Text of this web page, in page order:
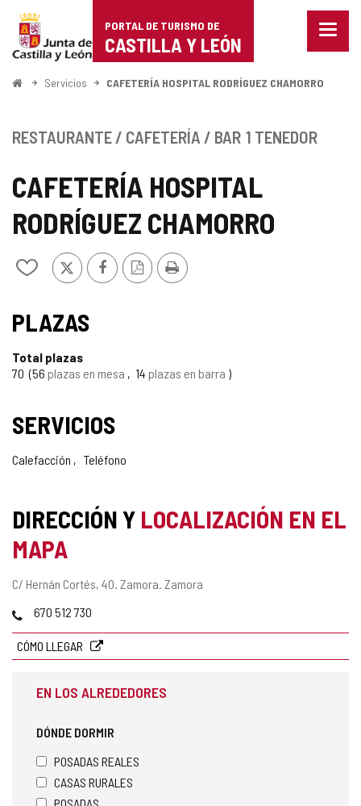
Portal
de
Turismo
Castilla
León
PORTAL DE TURISMO DE
CASTILLA Y LEÓN
Menu
InicioServicios CAFETERÍA HOSPITAL RODRÍGUEZ CHAMORRO
CAFETERÍA HOSPITAL
RODRÍGUEZ CHAMORRO
Añadir/quitar
cuadernos
X FacebookVersión
PDF
Imprimir
RESTAURANTE / CAFETERÍA / BAR 1 TENEDOR
PLAZAS
Total plazas
70 56 plazas en mesa 14 plazas en barra
SERVICIOS
Calefacción Teléfono
DIRECCIÓN Y LOCALIZACIÓN EN EL
MAPA
Dirección
C/ Hernán Cortés, 40. Zamora. Zamora
Teléfonos
670 512 730
CÓMO LLEGAR
EN LOS ALREDEDORES
DÓNDE DORMIR
POSADAS REALES
CASAS RURALES
POSADAS